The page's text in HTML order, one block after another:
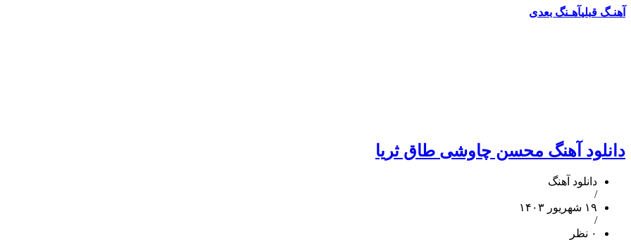
آهنـگ قبلیآهـنگ بعدی
دانلود آهنگ محسن چاوشی طاق ثریا
دانلود آهنگ
/
۱۹ شهریور ۱۴۰۳
/
۰ نظر